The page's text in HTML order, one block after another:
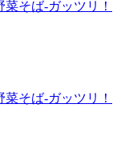
そば-ガッツリ！
そば-ガッツリ！